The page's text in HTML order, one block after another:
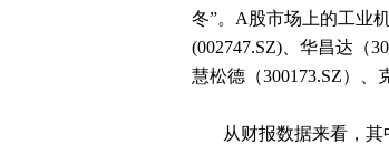
冬”。A股市场上的工业
(002747.SZ)、华昌达（
慧松德（300173.SZ）、
从财报数据来看，